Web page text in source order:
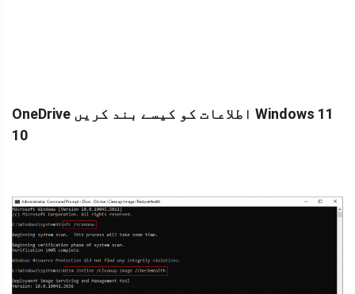
OneDrive اطلاعات کو کیسے بند کریں Windows 11
10